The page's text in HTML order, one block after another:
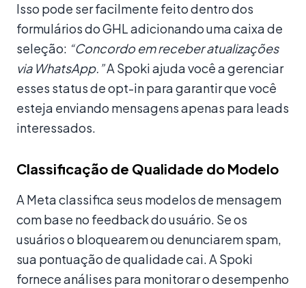
Isso pode ser facilmente feito dentro dos
formulários do GHL adicionando uma caixa de
seleção: “Concordo em receber atualizações
via WhatsApp.”A Spoki ajuda você a gerenciar
esses status de opt-in para garantir que você
esteja enviando mensagens apenas para leads
interessados.
Classificação de Qualidade do Modelo
A Meta classifica seus modelos de mensagem
com base no feedback do usuário. Se os
usuários o bloquearem ou denunciarem spam,
sua pontuação de qualidade cai. A Spoki
fornece análises para monitorar o desempenho